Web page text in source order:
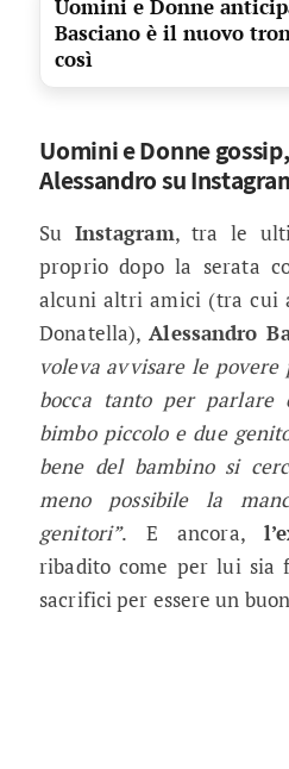
Uomini e Donne
Basciano è il nuovo
così
Uomini e Donne
Alessandro su
Su Instagram, tra le
proprio dopo la serata
alcuni altri amici (tra cui
Donatella),Alessandro
voleva avvisare le povere
bocca tanto per parlare
bimbo piccolo e due
bene del bambino si
meno possibile la
genitori”. E ancora,
ribadito come per lui sia
sacrifici per essere un